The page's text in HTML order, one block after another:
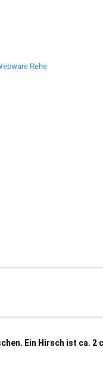
Ein Hirsch ist ca. 2